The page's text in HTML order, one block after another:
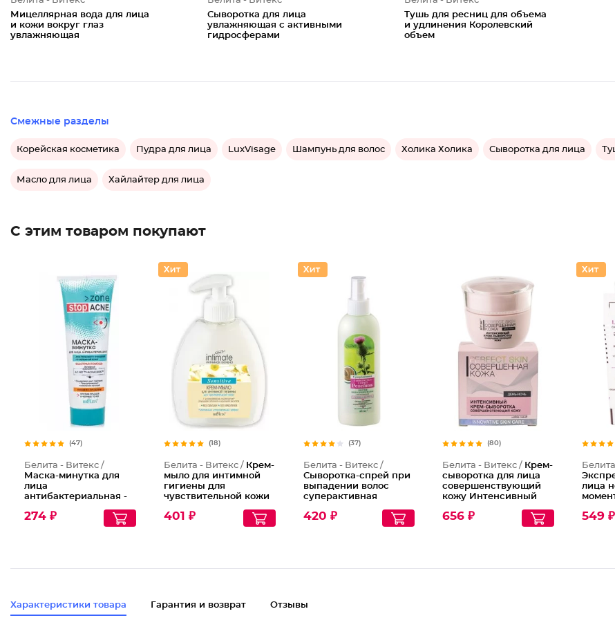
Мицеллярная вода для лица
и кожи вокруг глаз
увлажняющая
Сыворотка для лица
увлажняющая с активными
гидросферами
Тушь для ресниц для объема
и удлинения Королевский
объем
Смежные разделы
Корейская косметика Пудра для лица LuxVisage Шампунь для волос Холика Холика Сыворотка для лица
Масло для лица Хайлайтер для лица
С этим товаром покупают
(47)
Белита - Витекс /
Маска-минутка для
лица
антибактериальная -
274 ₽
(18)
Белита - Витекс / Крем-
мыло для интимной
гигиены для
чувствительной кожи
401 ₽
(37)
Белита - Витекс /
Сыворотка-спрей при
выпадении волос
суперактивная
420 ₽
(80)
Белита - Витекс / Крем-
сыворотка для лица
совершенствующий
кожу Интенсивный
656 ₽
лица
549 ₽
Характеристики товара Гарантия и возврат Отзывы